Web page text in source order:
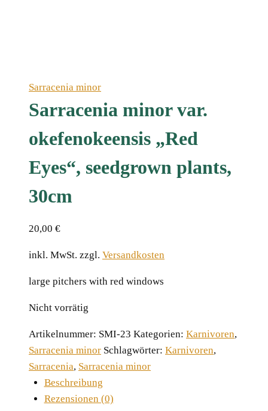
Sarracenia minor
Sarracenia minor var.
okefenokeensis „Red
Eyes“, seedgrown plants,
30cm
20,00 €
inkl. MwSt. zzgl. Versandkosten
large pitchers with red windows
Nicht vorrätig
Artikelnummer: SMI-23 Kategorien: Karnivoren,
Sarracenia minor Schlagwörter: Karnivoren,
Sarracenia, Sarracenia minor
Beschreibung
Rezensionen (0)